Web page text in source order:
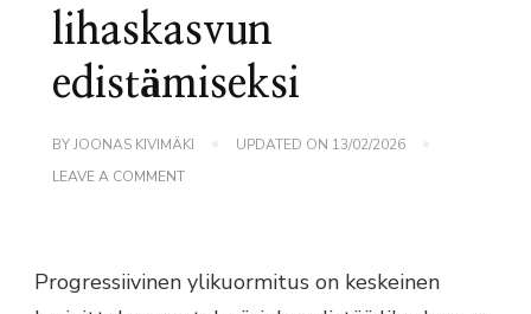
lihaskasvun
edistämiseksi
BYJOONAS KIVIMÄKI UPDATED ON 13/02/2026
LEAVE A COMMENTON
PALAUTUMISAIKA
LIHASKASVUN
Progressiivinen ylikuormitus on keskeinen